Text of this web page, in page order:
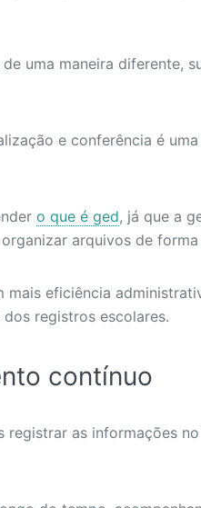
uma maneira diferente,
e conferência é
o que é ged, já que a
arquivos de
eficiência
registros escolares.
contínuo
registrar as informações